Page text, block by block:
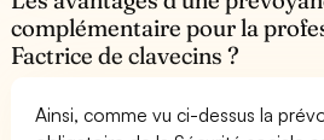
complémentaire pour la
Factrice de clavecins ?
Ainsi, comme vu ci-dessus la